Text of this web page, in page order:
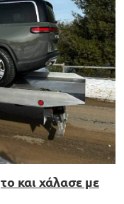
και χάλασε με